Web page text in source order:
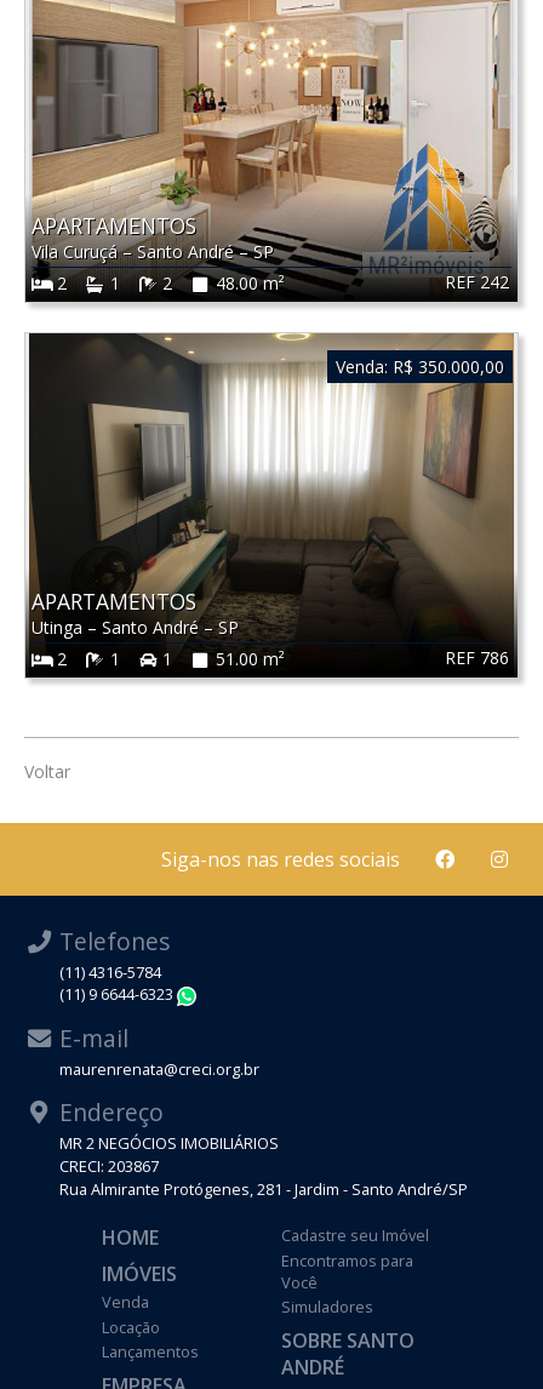
REF 242
APARTAMENTOS
Vila Curuçá–Santo André–SP
2
1 2 48.00 m²
REF 786
APARTAMENTOS
Utinga – Santo André–SP
2
1 1 51.00 m²
Venda: R$ 350.000,00
Voltar
Siga-nos nas redes sociais
Telefones
(11) 4316-5784
(11) 9 6644-6323
E-mail
maurenrenata@creci.org.br
Endereço
MR 2 NEGÓCIOS IMOBILIÁRIOS
CRECI: 203867
Rua Almirante Protógenes, 281 - Jardim - Santo André/SP
HOME
IMÓVEIS
Venda
Locação
Lançamentos
Cadastre seu Imóvel
Encontramos para
Você
Simuladores
SOBRE SANTO
ANDRÉ